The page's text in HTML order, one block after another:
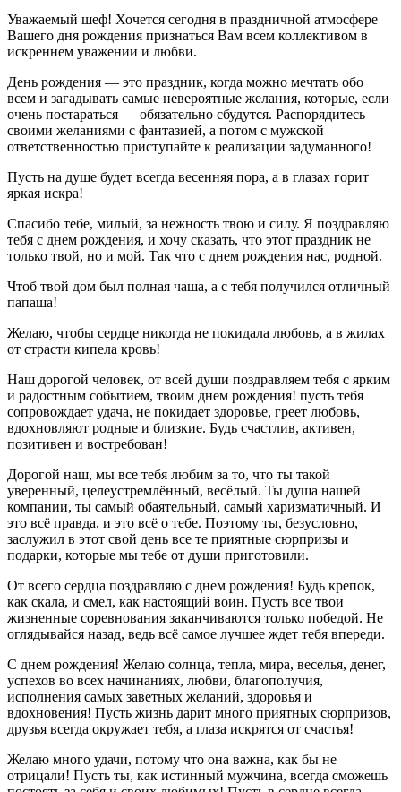
Уважаемый шеф! Хочется сегодня в праздничной атмосфере
Вашего дня рождения признаться Вам всем коллективом в
искреннем уважении и любви.
День рождения — это праздник, когда можно мечтать обо
всем и загадывать самые невероятные желания, которые, если
очень постараться — обязательно сбудутся. Распорядитесь
своими желаниями с фантазией, а потом с мужской
ответственностью приступайте к реализации задуманного!
Пусть на душе будет всегда весенняя пора, а в глазах горит
яркая искра!
Спасибо тебе, милый, за нежность твою и силу. Я поздравляю
тебя с днем рождения, и хочу сказать, что этот праздник не
только твой, но и мой. Так что с днем рождения нас, родной.
Чтоб твой дом был полная чаша, а с тебя получился отличный
папаша!
Желаю, чтобы сердце никогда не покидала любовь, а в жилах
от страсти кипела кровь!
Наш дорогой человек, от всей души поздравляем тебя с ярким
и радостным событием, твоим днем рождения! пусть тебя
сопровождает удача, не покидает здоровье, греет любовь,
вдохновляют родные и близкие. Будь счастлив, активен,
позитивен и востребован!
Дорогой наш, мы все тебя любим за то, что ты такой
уверенный, целеустремлённый, весёлый. Ты душа нашей
компании, ты самый обаятельный, самый харизматичный. И
это всё правда, и это всё о тебе. Поэтому ты, безусловно,
заслужил в этот свой день все те приятные сюрпризы и
подарки, которые мы тебе от души приготовили.
От всего сердца поздравляю с днем рождения! Будь крепок,
как скала, и смел, как настоящий воин. Пусть все твои
жизненные соревнования заканчиваются только победой. Не
оглядывайся назад, ведь всё самое лучшее ждет тебя впереди.
С днем рождения! Желаю солнца, тепла, мира, веселья, денег,
успехов во всех начинаниях, любви, благополучия,
исполнения самых заветных желаний, здоровья и
вдохновения! Пусть жизнь дарит много приятных сюрпризов,
друзья всегда окружает тебя, а глаза искрятся от счастья!
Желаю много удачи, потому что она важна, как бы не
отрицали! Пусть ты, как истинный мужчина, всегда сможешь